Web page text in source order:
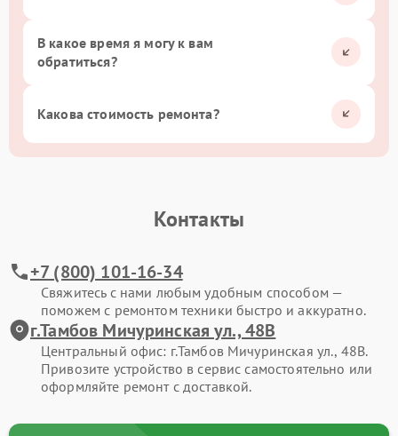
В какое время я могу к вам
обратиться?
Какова стоимость ремонта?
Контакты
+7 (800) 101-16-34
Свяжитесь с нами любым удобным способом —
поможем с ремонтом техники быстро и аккуратно.
г.Тамбов Мичуринская ул., 48В
Центральный офис: г.Тамбов Мичуринская ул., 48В.
Привозите устройство в сервис самостоятельно или
оформляйте ремонт с доставкой.